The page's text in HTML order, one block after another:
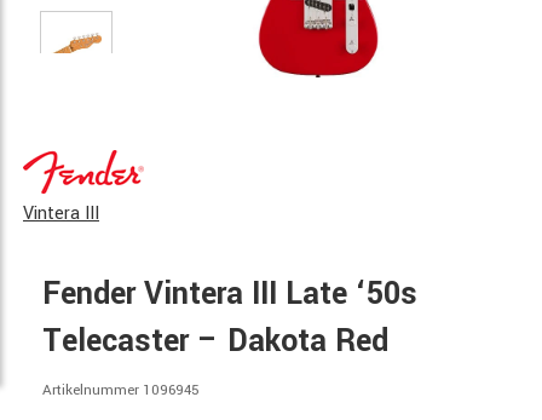
Vintera III
Fender Vintera III Late ‘50s
Telecaster – Dakota Red
Artikelnummer 1096945